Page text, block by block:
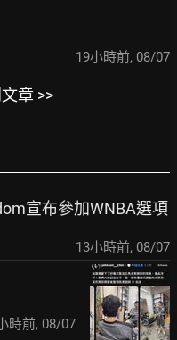
19小時前, 08/07
章 >>
宣布參加WNBA選項
13小時前, 08/07
時前, 08/07